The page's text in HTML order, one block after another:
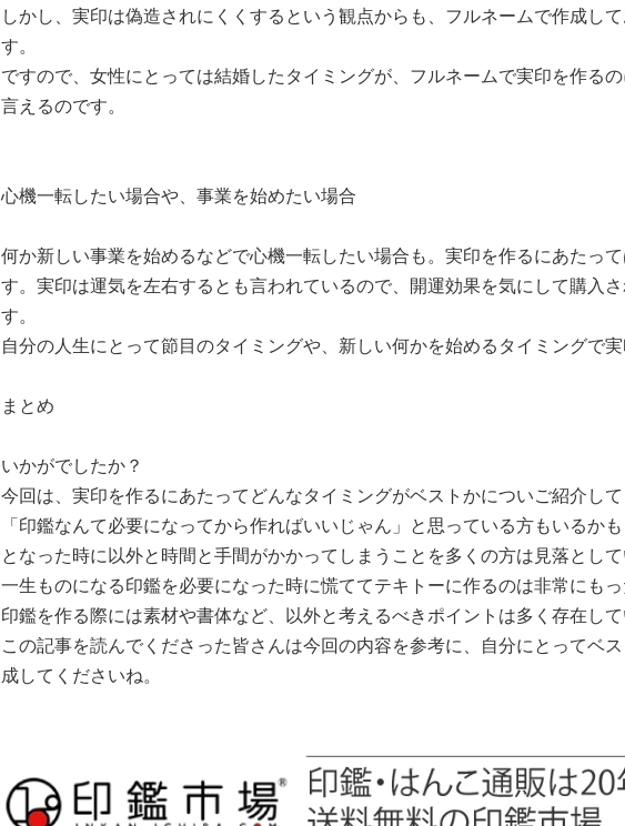
しかし、実印は偽造されにくくするという観点からも、フルネームで作成し
す。
ですので、女性にとっては結婚したタイミングが、フルネームで実印を作る
言えるのです。
心機一転したい場合や、事業を始めたい場合
何か新しい事業を始めるなどで心機一転したい場合も。実印を作るにあたっ
す。実印は運気を左右するとも言われているので、開運効果を気にして購入
す。
自分の人生にとって節目のタイミングや、新しい何かを始めるタイミングで実
まとめ
いかがでしたか？
今回は、実印を作るにあたってどんなタイミングがベストかについご紹介して
「印鑑なんて必要になってから作ればいいじゃん」と思っている方もいるか
となった時に以外と時間と手間がかかってしまうことを多くの方は見落として
一生ものになる印鑑を必要になった時に慌ててテキトーに作るのは非常にもっ
印鑑を作る際には素材や書体など、以外と考えるべきポイントは多く存在して
この記事を読んでくださった皆さんは今回の内容を参考に、自分にとってベ
成してくださいね。